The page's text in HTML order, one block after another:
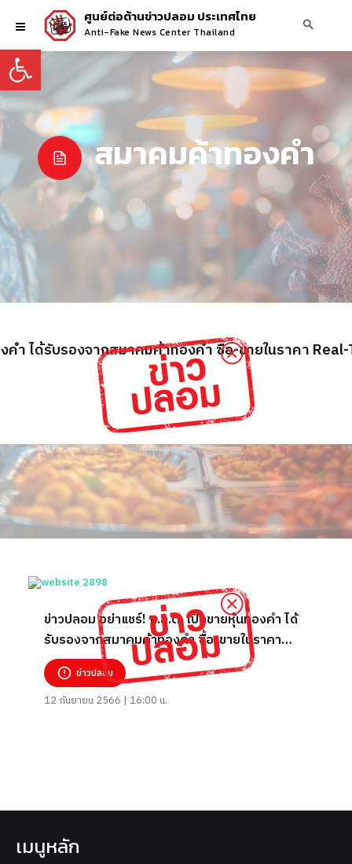
Open toolbar
ศูนย์ต่อต้านข่าวปลอม ประเทศไทย
Anti-Fake News Center Thailand
สมาคมค้าทองคำ
คำ ได้รับรองจากสมาคมค้าทองคำ ซื้อ-ขายในราคา
ข่าวปลอม อย่าแชร์! ก.ล.ต. เปิดขายหุ้นทองคำ ได้
รับรองจากสมาคมค้าทองคำ ซื้อ-ขายในราคา
Real-Time
ข่าวปลอม
12 กันยายน 2566 | 16:00 น.
เมนูหลัก